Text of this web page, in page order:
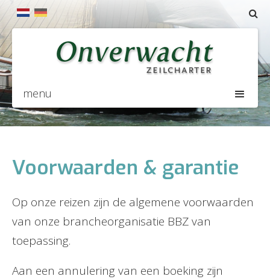
menu
Voorwaarden & garantie
Op onze reizen zijn de algemene voorwaarden
van onze brancheorganisatie BBZ van
toepassing.
Aan een annulering van een boeking zijn